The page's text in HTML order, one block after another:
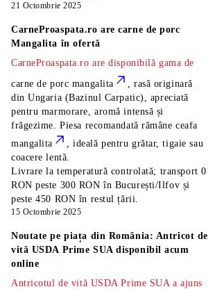
21 Octombrie 2025
CarneProaspata.ro arecarne de porc
Mangalita în ofertă
CarneProaspata.ro are disponibilă gama de
carne de porc mangalita
, rasă originară
din Ungaria (Bazinul Carpatic), apreciată
pentru marmorare, aromă intensă și
frăgezime. Piesa recomandată rămâneceafa
mangalita
, ideală pentru grătar, tigaie sau
coacere lentă.
Livrare la temperatură controlată; transport 0
RON peste 300 RON în București/Ilfov și
peste 450 RON în restul țării.
15 Octombrie 2025
Noutate pe piața din România: Antricot de
vită USDA Prime SUA disponibil acum
online
Antricotul de vită USDA Prime SUA a ajuns